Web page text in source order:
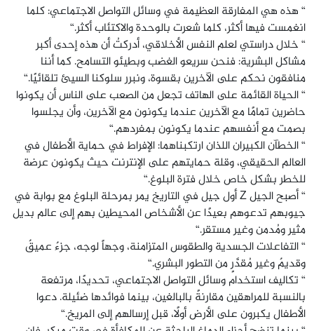
“ هذه هي المفارقة العظيمة في وسائل التواصل الاجتماعي: كلما
انغمست فيها أكثر، كلما شعرت بالوحدة والاكتئاب أكثر.“
“ خلال دراستي لعلم النفس الأخلاقي، أدركتُ أن هذه إحدى أكبر
مشاكل البشرية: فنحن سريعو الغضب وبطيئو التسامح. كما أننا
منافقون نحكم على الآخرين بقسوة، ونبرر سلوكنا السيئ تلقائيًا.“
“ الحياة القائمة على الهاتف تجعل من الصعب على الناس أن يكونوا
حاضرين تمامًا مع الآخرين عندما يكونون مع الآخرين، وأن يجلسوا
بصمت مع أنفسهم عندما يكونون بمفردهم.“
“ الخطآن الكبيران اللذان ارتكبناهما: الإفراط في حماية الأطفال في
العالم الحقيقي، وقلة حمايتهم على الإنترنت حيث يكونون عرضة
للخطر بشكل خاص خلال فترة البلوغ.“
“ أصبح الجيل Z أول جيل في التاريخ يمر بمرحلة البلوغ مع بوابة في
جيوبهم تدعوهم بعيدًا عن الأشخاص المحيطين بهم إلى عالم بديل
مثير ومُدمن وغير مستقر.“
“ التفاعلات الجسدية والطقوس المتزامنة، وجهاً لوجه، جزءٌ عميقٌ
وقديمٌ وغير مُقدَّرٍ من التطور البشري.“
“ تكاليف استخدام وسائل التواصل الاجتماعي، تحديدًا، مرتفعة
بالنسبة للمراهقين مقارنةً بالبالغين، بينما فوائدها ضئيلة. دعوا
الأطفال يكبرون على الأرض أولًا، قبل إرسالهم إلى المريخ.“